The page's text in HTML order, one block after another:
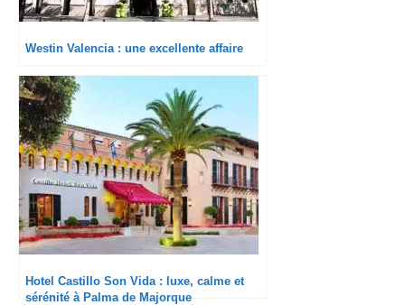
Westin Valencia : une excellente affaire
Hotel Castillo Son Vida : luxe, calme et
sérénité à Palma de Majorque